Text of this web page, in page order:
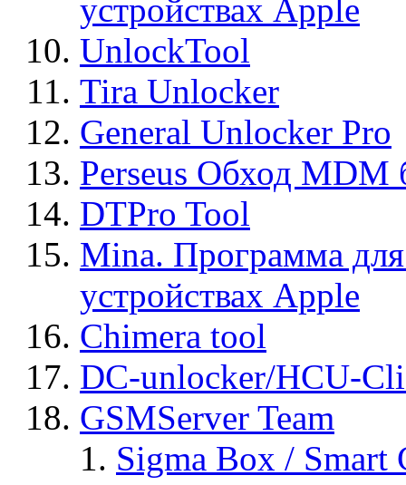
устройствах Apple
UnlockTool
Tira Unlocker
General Unlocker Pro
Perseus Обход MDM
DTPro Tool
Mina. Программа
устройствах Apple
Chimera tool
DC-unlocker/HCU-
GSMServer Team
Sigma Box / Smart